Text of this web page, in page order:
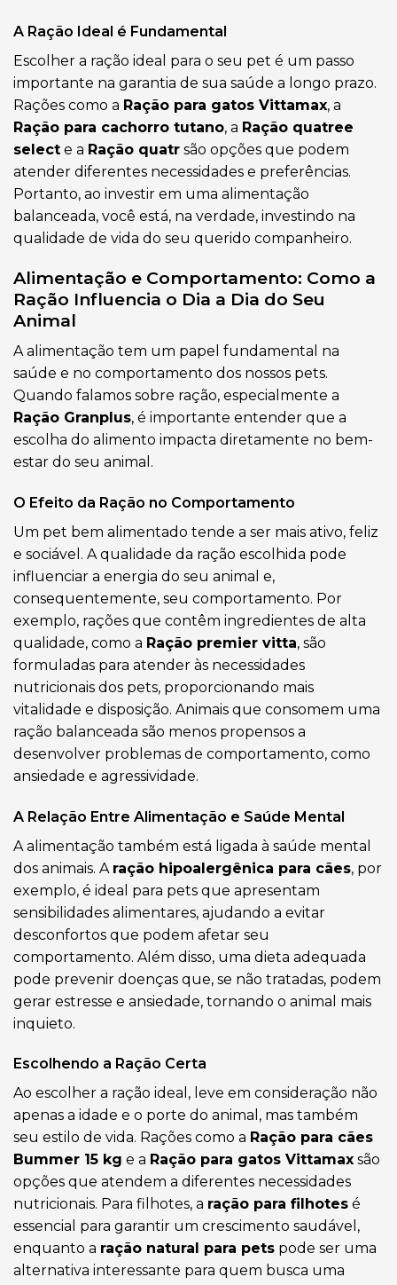
A Ração Ideal é Fundamental
Escolher a ração ideal para o seu pet é um passo
importante na garantia de sua saúde a longo prazo.
Rações como a Ração para gatos Vittamax, a
Ração para cachorro tutano, a Ração quatree
select e a Ração quatr são opções que podem
atender diferentes necessidades e preferências.
Portanto, ao investir em uma alimentação
balanceada, você está, na verdade, investindo na
qualidade de vida do seu querido companheiro.
Alimentação e Comportamento: Como a
Ração Influencia o Dia a Dia do Seu
Animal
A alimentação tem um papel fundamental na
saúde e no comportamento dos nossos pets.
Quando falamos sobre ração, especialmente a
Ração Granplus, é importante entender que a
escolha do alimento impacta diretamente no bem-
estar do seu animal.
O Efeito da Ração no Comportamento
Um pet bem alimentado tende a ser mais ativo, feliz
e sociável. A qualidade da ração escolhida pode
influenciar a energia do seu animal e,
consequentemente, seu comportamento. Por
exemplo, rações que contêm ingredientes de alta
qualidade, como a Ração premier vitta, são
formuladas para atender às necessidades
nutricionais dos pets, proporcionando mais
vitalidade e disposição. Animais que consomem uma
ração balanceada são menos propensos a
desenvolver problemas de comportamento, como
ansiedade e agressividade.
A Relação Entre Alimentação e Saúde Mental
A alimentação também está ligada à saúde mental
dos animais. A ração hipoalergênica para cães, por
exemplo, é ideal para pets que apresentam
sensibilidades alimentares, ajudando a evitar
desconfortos que podem afetar seu
comportamento. Além disso, uma dieta adequada
pode prevenir doenças que, se não tratadas, podem
gerar estresse e ansiedade, tornando o animal mais
inquieto.
Escolhendo a Ração Certa
Ao escolher a ração ideal, leve em consideração não
apenas a idade e o porte do animal, mas também
seu estilo de vida. Rações como a Ração para cães
Bummer 15 kg e a Ração para gatos Vittamax são
opções que atendem a diferentes necessidades
nutricionais. Para filhotes, a ração para filhotes é
essencial para garantir um crescimento saudável,
enquanto a ração natural para pets pode ser uma
alternativa interessante para quem busca uma